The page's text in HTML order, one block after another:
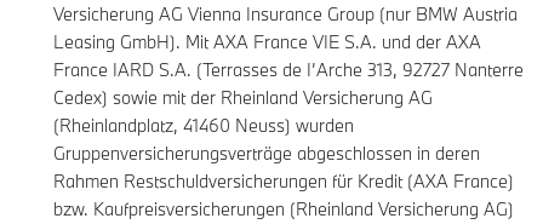
Versicherung AG Vienna Insurance Group (nur BMW Austria
Leasing GmbH). Mit AXA France VIE S.A. und der AXA
France IARD S.A. (Terrasses de I’Arche 313, 92727 Nanterre
Cedex) sowie mit der Rheinland Versicherung AG
(Rheinlandplatz, 41460 Neuss) wurden
Gruppenversicherungsverträge abgeschlossen in deren
Rahmen Restschuldversicherungen für Kredit (AXA France)
bzw. Kaufpreisversicherungen (Rheinland Versicherung AG)